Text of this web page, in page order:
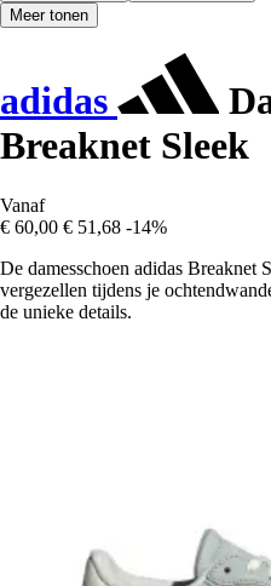
Meer tonen
adidas
Breaknet Sleek
Vanaf
€ 60,00 € 51,68 -14%
De damesschoen adidas Breaknet
vergezellen tijdens je
de unieke details.